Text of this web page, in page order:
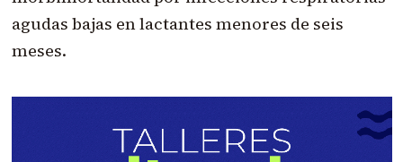
agudas bajas en lactantes menores de seis
meses.